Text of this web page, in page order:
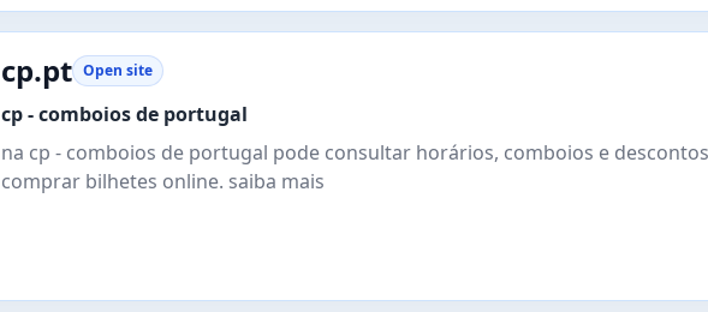
cp.pt Open site
cp - comboios de portugal
na cp - comboios de portugal pode consultar horários, comboios e
comprar bilhetes online. saiba mais